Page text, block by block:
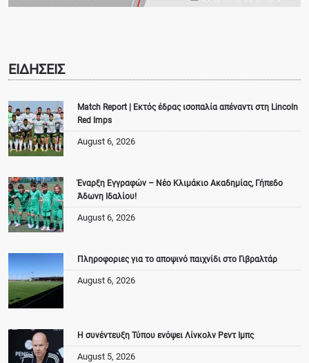
ΕΙΔΗΣΕΙΣ
Match Report | Εκτός έδρας ισοπαλία απέναντι στη Lincoln
Red Imps
August 6, 2026
Έναρξη Εγγραφών – Νέο Κλιμάκιο Ακαδημίας, Γήπεδο
Άδωνη Ιδαλίου!
August 6, 2026
Πληροφοριες για το αποψινό παιχνίδι στο Γιβραλτάρ
August 6, 2026
Η συνέντευξη Τύπου ενόψει Λίνκολν Ρεντ Ιμπς
August 5, 2026